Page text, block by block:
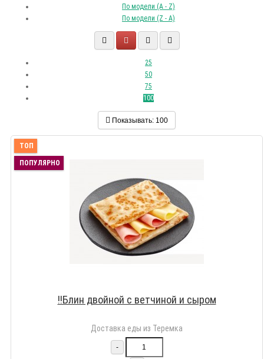
По модели (A - Z)
По модели (Z - A)
25
50
75
100
Показывать: 100
ТОП
ПОПУЛЯРНО
!!Блин двойной с ветчиной и сыром
Доставка еды из Теремка
-